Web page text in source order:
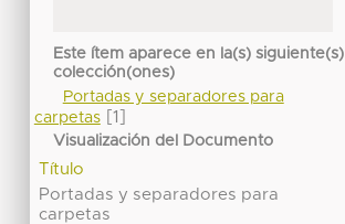
Este ítem aparece en la(s) siguiente(s)
colección(ones)
Portadas y separadores para
carpetas[1]
Visualización del Documento
Título
Portadas y separadores para
carpetas